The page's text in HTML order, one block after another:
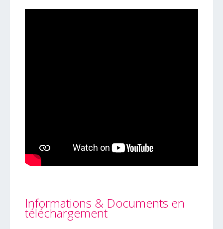
Informations & Documents en
téléchargement